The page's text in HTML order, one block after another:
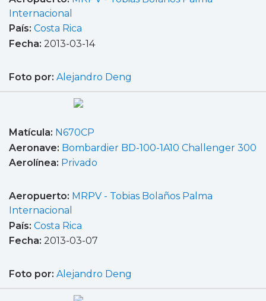
Internacional
País: Costa Rica
Fecha: 2013-03-14
Foto por: Alejandro Deng
Matícula: N670CP
Aeronave: Bombardier BD-100-1A10 Challenger 300
Aerolínea: Privado
Aeropuerto: MRPV - Tobias Bolaños Palma
Internacional
País: Costa Rica
Fecha: 2013-03-07
Foto por: Alejandro Deng